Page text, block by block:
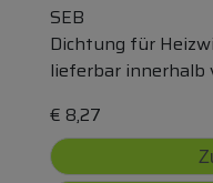
SEB
Dichtung für
lieferbar innerhalb
€ 8,27